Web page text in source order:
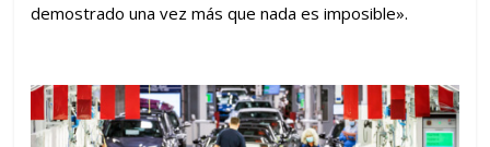
demostrado una vez más que nada es imposible».